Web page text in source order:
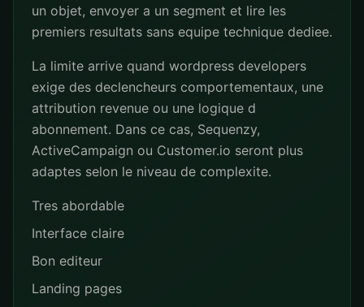
un objet, envoyer a un segment et lire les
premiers resultats sans equipe technique dediee.
La limite arrive quand wordpress developers
exige des declencheurs comportementaux, une
attribution revenue ou une logique d
abonnement. Dans ce cas, Sequenzy,
ActiveCampaign ou Customer.io seront plus
adaptes selon le niveau de complexite.
Tres abordable
Interface claire
Bon editeur
Landing pages